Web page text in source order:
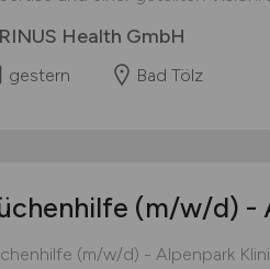
Health GmbH
gestern Bad Tölz
(m/w/d) -
(m/w/d) - Alpenpark